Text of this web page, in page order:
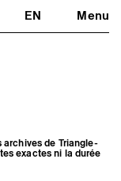
EN Menu
Fermer
archives de Triangle-
exactes ni la durée